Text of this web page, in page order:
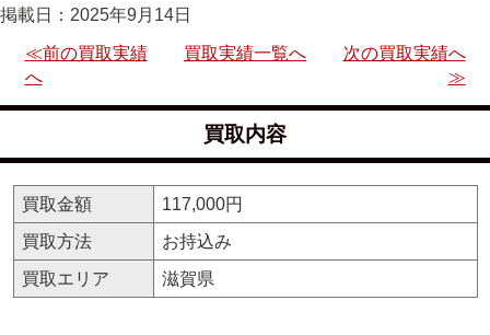
掲載日：2025年9月14日
≪前の買取実績
へ
買取実績一覧へ
次の買取実績へ
≫
買取内容
買取金額
117,000円
買取方法
お持込み
買取エリア
滋賀県